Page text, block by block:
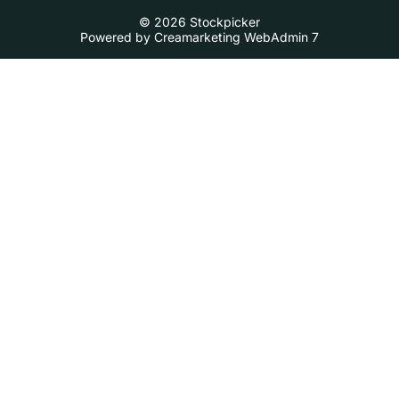
© 2026 Stockpicker
Powered by Creamarketing WebAdmin 7